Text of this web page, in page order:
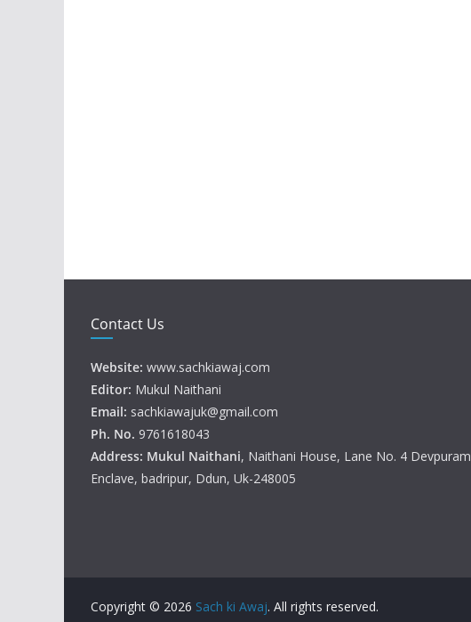
Contact Us
Website: www.sachkiawaj.com
Editor: Mukul Naithani
Email: sachkiawajuk@gmail.com
Ph. No. 9761618043
Address: Mukul Naithani, Naithani House, Lane No. 4 Devpuram
Enclave, badripur, Ddun, Uk-248005
Copyright © 2026 Sach ki Awaj. All rights reserved.